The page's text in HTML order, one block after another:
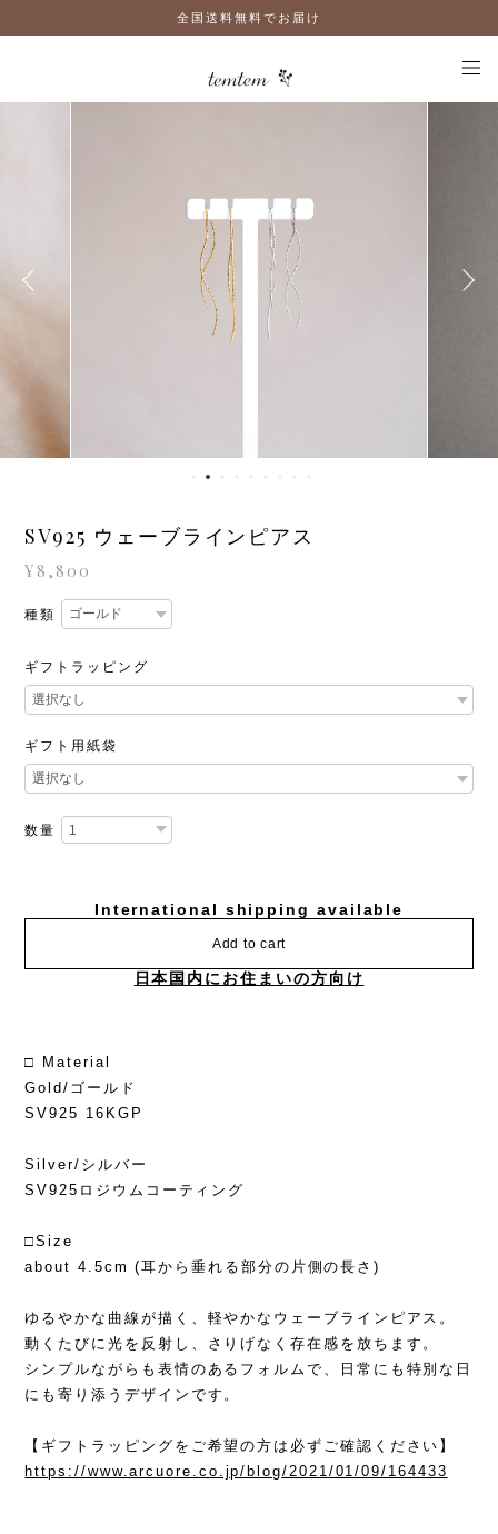
全国送料無料でお届け
SV925 ウェーブラインピアス
¥8,800
種類
ギフトラッピング
ギフト用紙袋
数量
International shipping available
Add to cart
日本国内にお住まいの方向け
□ Material
Gold/ゴールド
SV925 16KGP
Silver/シルバー
SV925ロジウムコーティング
□Size
about 4.5cm (耳から垂れる部分の片側の長さ)
ゆるやかな曲線が描く、軽やかなウェーブラインピアス。
動くたびに光を反射し、さりげなく存在感を放ちます。
シンプルながらも表情のあるフォルムで、日常にも特別な日
にも寄り添うデザインです。
【ギフトラッピングをご希望の方は必ずご確認ください】
https://www.arcuore.co.jp/blog/2021/01/09/164433